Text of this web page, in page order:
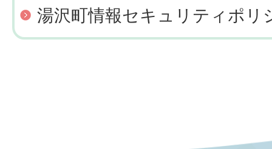
湯沢町情報セキュリティポリ